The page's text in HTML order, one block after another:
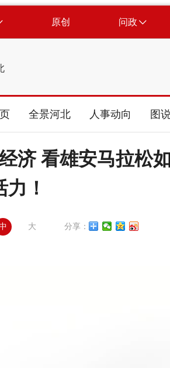
原创 问政
全景河北 人事动向 图
济 看雄安马拉松
力！
大 分享：